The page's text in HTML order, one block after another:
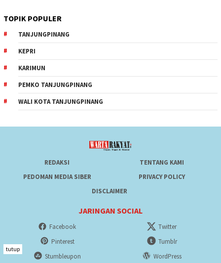
TOPIK POPULER
TANJUNGPINANG
KEPRI
KARIMUN
PEMKO TANJUNGPINANG
WALI KOTA TANJUNGPINANG
REDAKSI
TENTANG KAMI
PEDOMAN MEDIA SIBER
PRIVACY POLICY
DISCLAIMER
JARINGAN SOCIAL
Facebook
Twitter
Pinterest
Tumblr
Stumbleupon
WordPress
tutup